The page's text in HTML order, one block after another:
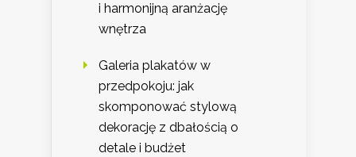
i harmonijną aranżację
wnętrza
Galeria plakatów w
przedpokoju: jak
skomponować stylową
dekorację z dbałością o
detale i budżet